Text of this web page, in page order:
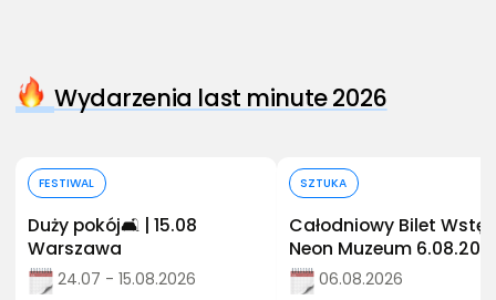
Wydarzenia last minute 2026
FESTIWAL
Duży pokój🛋️ | 15.08
Warszawa
24.07 - 15.08.2026
SZTUKA
Całodniowy Bilet
Neon Muzeum
06.08.2026